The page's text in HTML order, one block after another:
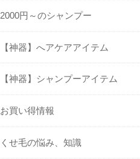
2000円～のシャンプー
【神器】へアケアアイテム
【神器】シャンプーアイテム
お買い得情報
くせ毛の悩み、知識